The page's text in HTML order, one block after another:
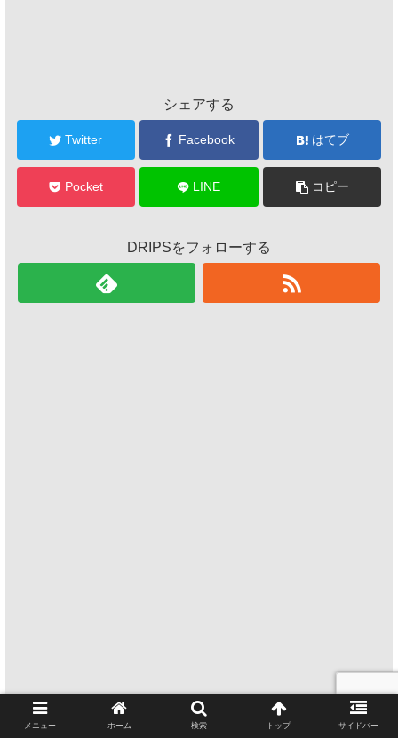
シェアする
Twitter Facebook はてブ
Pocket LINE コピー
DRIPSをフォローする
メニュー ホーム 検索 トップ サイドバー